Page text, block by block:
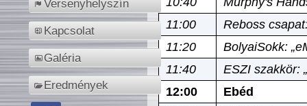
Versenyhelyszín
Kapcsolat
Galéria
Eredmények
11:00
Reboss
11:20
BolyaiSokk:
11:40
ESZI szakkör:
12:00
Ebéd